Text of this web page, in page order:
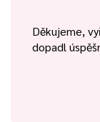
Děkujeme,
dopadl